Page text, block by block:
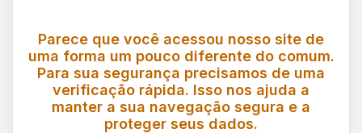
Parece que você acessou nosso site de
uma forma um pouco diferente do comum.
Para sua segurança precisamos de uma
verificação rápida. Isso nos ajuda a
manter a sua navegação segura e a
proteger seus dados.